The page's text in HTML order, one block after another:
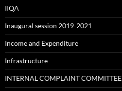
IIQA
Inaugural session 2019-2021
Income and Expenditure
Infrastructure
INTERNAL COMPLAINT COMMITTEE